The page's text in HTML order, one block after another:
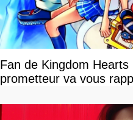
Fan de Kingdom
prometteur va vous